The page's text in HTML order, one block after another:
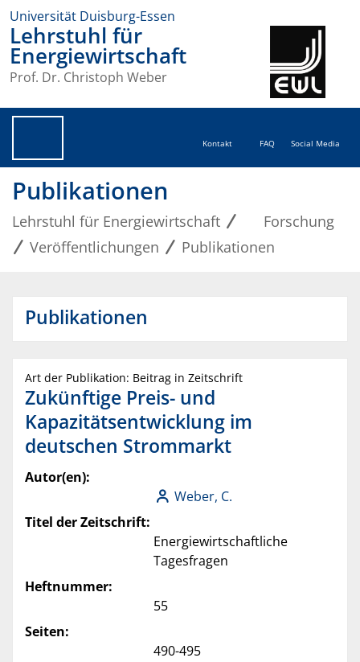
Universität Duisburg-Essen
Lehrstuhl für
Energiewirtschaft
Prof. Dr. Christoph Weber
Kontakt FAQ Social Media
Publikationen
Lehrstuhl für Energiewirtschaft
Forschung
Veröffentlichungen
Publikationen
Publikationen
Art der Publikation: Beitrag in Zeitschrift
Zukünftige Preis- und
Kapazitätsentwicklung im
deutschen Strommarkt
Autor(en):
Weber, C.
Titel der Zeitschrift:
Energiewirtschaftliche
Tagesfragen
Heftnummer:
55
Seiten:
490-495